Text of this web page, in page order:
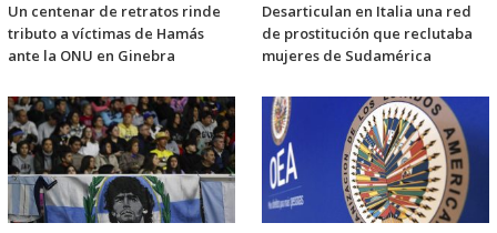
Un centenar de retratos rinde
tributo a víctimas de Hamás
ante la ONU en Ginebra
Desarticulan en Italia una red
de prostitución que reclutaba
mujeres de Sudamérica